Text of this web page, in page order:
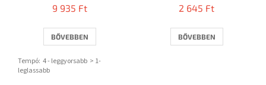
9 935 Ft
BŐVEBBEN
Tempó: 4 - leggyorsabb > 1-
leglassabb
2 645 Ft
BŐVEBBEN